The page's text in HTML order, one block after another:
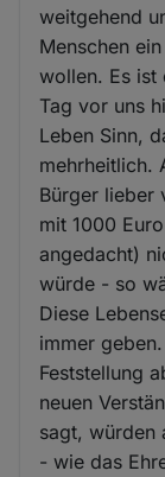
weitgehend
Menschen
wollen. Es ist
Tag vor uns
Leben Sinn,
mehrheitlich.
Bürger lieber
mit 1000
angedacht)
würde - so
Diese
immer
Feststellung
neuen
sagt, würden
- wie das